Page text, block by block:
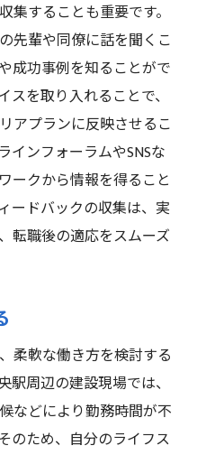
集することも重要です。
先輩や同僚に話を聞くこ
成功事例を知ることがで
を取り入れることで、
アプランに反映させるこ
インフォーラムやSNSな
ークから情報を得ること
ードバックの収集は、実
転職後の適応をスムーズ
柔軟な働き方を検討する
駅周辺の建設現場では、
などにより勤務時間が不
のため、自分のライフス